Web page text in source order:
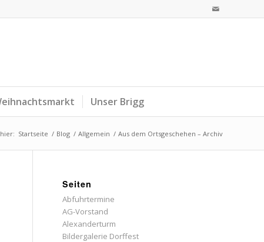
Unser Brigg
Startseite / Blog / Allgemein / Aus dem Ortsgeschehen – Archiv
Seiten
Abfuhrtermine
AG-Vorstand
Alexanderturm
Bildergalerie Dorffest